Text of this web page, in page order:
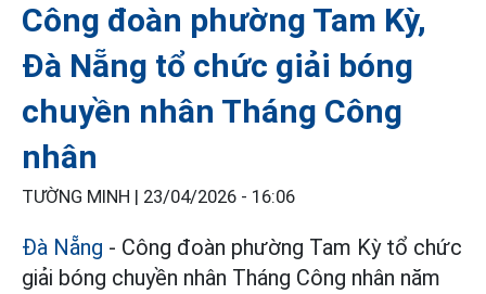
Công đoàn phường Tam Kỳ,
Đà Nẵng tổ chức giải bóng
chuyền nhân Tháng Công
nhân
TƯỜNG MINH | 23/04/2026 - 16:06
Đà Nẵng - Công đoàn phường Tam Kỳ tổ chức
giải bóng chuyền nhân Tháng Công nhân năm